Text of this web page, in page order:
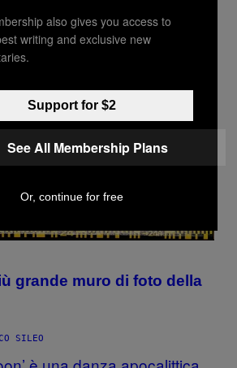
grande mosaico visuale
Nord
grande muro di foto della
SILEO
also gives you access to
writing and exclusive new
Support for $2
See All Membership Plans
Or, continue for free